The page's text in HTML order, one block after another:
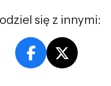
się z innymi: